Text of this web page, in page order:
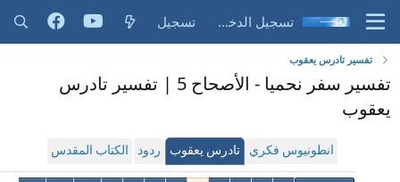
تسجيل الدخول تسجيل
تفسير تادرس يعقوب
تفسير سفر نحميا - الأصحاح 5 | تفسير تادرس
يعقوب
انطونيوس فكري تادرس يعقوب ردود الكتاب المقدس